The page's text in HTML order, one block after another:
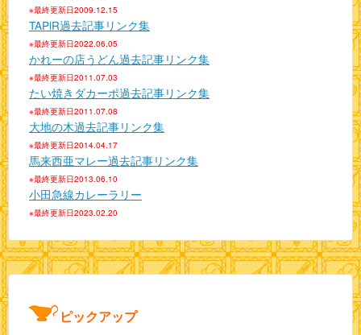
※最終更新日2009.12.15
TAPiR過去記事リンク集
※最終更新日2022.06.05
かれーの店うどん過去記事リンク集
※最終更新日2011.07.03
たい焼きダカーポ過去記事リンク集
※最終更新日2011.07.08
大地の木過去記事リンク集
※最終更新日2014.04.17
馬来西亜マレー過去記事リンク集
※最終更新日2013.06.10
小田急線カレーラリー
※最終更新日2023.02.20
ピックアップ